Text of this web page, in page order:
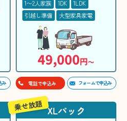
み
1〜2人家族 1DK
1LDK
引越し準備
大型家具家電
49,000円〜
電話で申込み フォームで申込み
XLパック
乗せ放題